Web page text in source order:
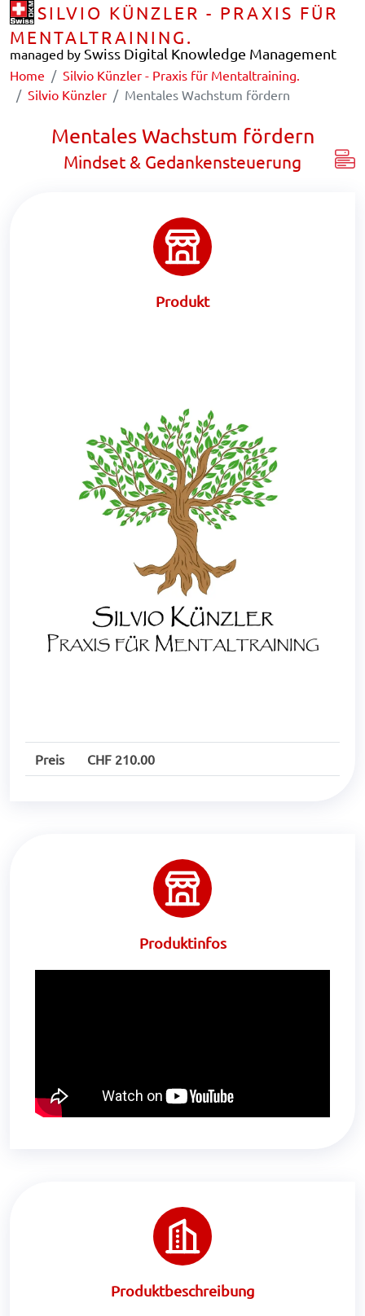
SILVIO KÜNZLER - PRAXIS FÜR
MENTALTRAINING.
managed by Swiss Digital Knowledge Management
Home
Silvio Künzler - Praxis für Mentaltraining.
Silvio Künzler
Mentales Wachstum fördern
Mentales Wachstum fördern
Mindset & Gedankensteuerung
Produkt
Preis CHF 210.00
Produktinfos
Produktbeschreibung